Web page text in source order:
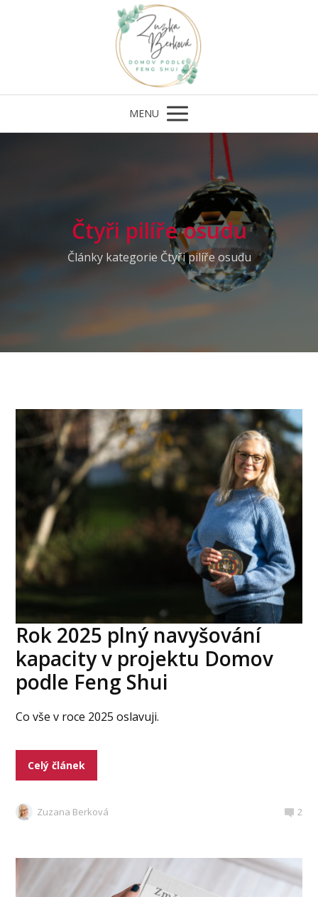
MENU
Čtyři pilíře osudu
Články kategorie Čtyři pilíře osudu
Rok 2025 plný navyšování
kapacity v projektu Domov
podle Feng Shui
Co vše v roce 2025 oslavuji.
Celý článek
Zuzana Berková 2